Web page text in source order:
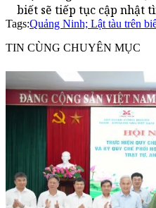
biết sẽ tiếp tục cập nhật
Tags:Quảng Ninh; Lật tàu trên
TIN CÙNG CHUYÊN MỤC